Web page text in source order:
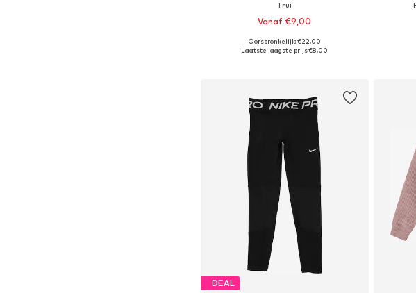
Trui
Vanaf €9,00
Beschikbaar in vele maten
Oorspronkelijk: €22,00
Laatste laagste prijs:€8,00
DEAL